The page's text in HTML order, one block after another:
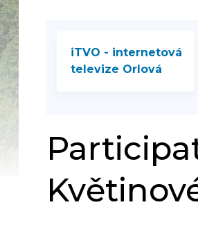
iTVO - internetová
televize Orlová